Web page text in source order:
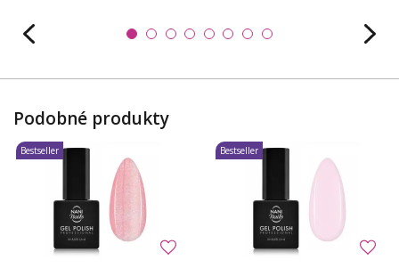
Podobné produkty
Bestseller Bestseller